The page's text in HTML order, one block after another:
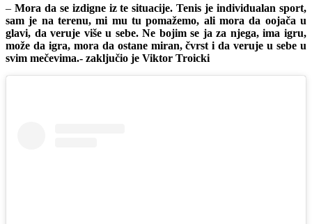
– Mora da se izdigne iz te situacije. Tenis je individualan sport,
sam je na terenu, mi mu tu pomažemo, ali mora da oojača u
glavi, da veruje više u sebe. Ne bojim se ja za njega, ima igru,
može da igra, mora da ostane miran, čvrst i da veruje u sebe u
svim mečevima.- zaključio je Viktor Troicki